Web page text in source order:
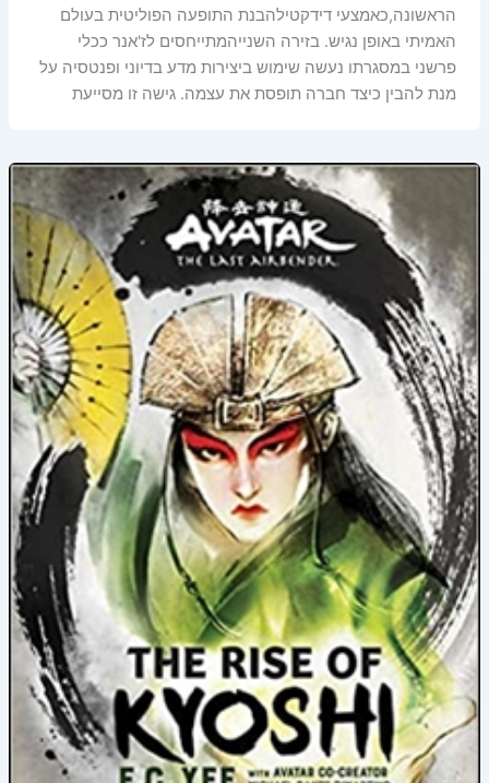
הראשונה,כאמצעי דידקטילהבנת התופעה הפוליטית בעולם
האמיתי באופן נגיש. בזירה השנייהמתייחסים לז'אנר ככלי
פרשני במסגרתו נעשה שימוש ביצירות מדע בדיוני ופנטסיה על
מנת להבין כיצד חברה תופסת את עצמה. גישה זו מסייעת